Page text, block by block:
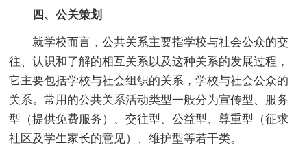
四、公关策划
就学校而言，公共关系主要指学校与社会公众的交
往、认识和了解的相互关系以及这种关系的发展过程，
它主要包括学校与社会组织的关系，学校与社会公众的
关系。常用的公共关系活动类型一般分为宣传型、服务
型（提供免费服务）、交往型、公益型、尊重型（征求
社区及学生家长的意见）、维护型等若干类。